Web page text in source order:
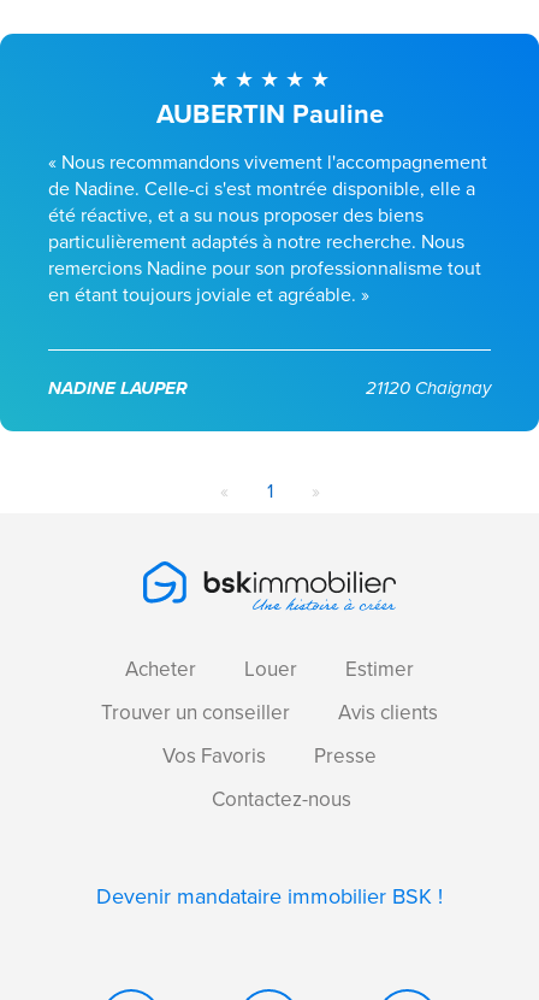
AUBERTIN Pauline
« Nous recommandons vivement l'accompagnement
de Nadine. Celle-ci s'est montrée disponible, elle a
été réactive, et a su nous proposer des biens
particulièrement adaptés à notre recherche. Nous
remercions Nadine pour son professionnalisme tout
en étant toujours joviale et agréable. »
NADINE LAUPER 21120 Chaignay
« 1 »
Acheter Louer
Estimer
Trouver un conseiller
Avis clients
Vos Favoris
Presse
Contactez-nous
Devenir mandataire immobilier BSK !